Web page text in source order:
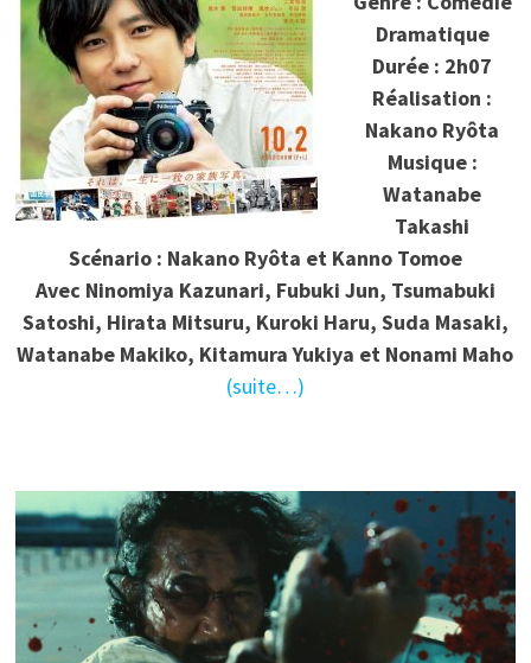
Dramatique
Durée : 2h07
Réalisation :
Nakano Ryôta
Musique :
Watanabe
Takashi
Scénario : Nakano Ryôta et Kanno Tomoe
Avec Ninomiya Kazunari, Fubuki Jun, Tsumabuki
Satoshi, Hirata Mitsuru, Kuroki Haru, Suda Masaki,
Watanabe Makiko, Kitamura Yukiya et Nonami Maho
(suite…)